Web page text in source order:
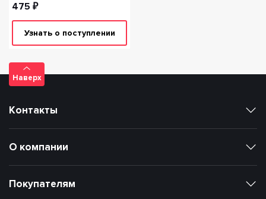
475 ₽
Узнать о поступлении
Наверх
Покупателям
О компании
Контакты